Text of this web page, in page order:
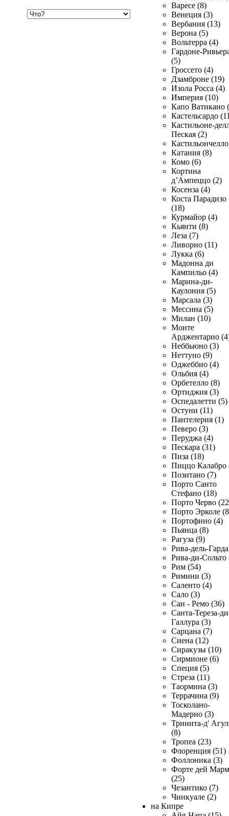
Варесе (8)
Венеция (3)
Вербания (13)
Верона (5)
Вольтерра (4)
Гардоне-
(5)
Гроссето (4)
Дзамброне (19)
Изола Росса (4)
Империя (10)
Капо Ватикано
Кастельсардо
Кастильоне-
Пеская (2)
Катания (8)
Комо (6)
Кортина
д’Ампеццо (2)
Косенза (4)
Коста Парадизо
(18)
Курмайор (4)
Кьянти (8)
Леза (7)
Ливорно (11)
Лукка (6)
Мадонна ди
Кампильо (4)
Марина-ди-
Каулония (5)
Марсала (3)
Мессина (5)
Милан (10)
Монте
Арджентарио
Неббьюно (3)
Неттуно (9)
Оджеббио (4)
Ольбия (4)
Орбетелло (8)
Ортиджия (3)
Оспедалетти (5)
Остуни (11)
Пантелерия (1)
Певеро (3)
Перуджа (4)
Пескара (31)
Пиза (18)
Пиццо Калабро
Позитано (7)
Порто Санто
Стефано (18)
Порто Черво
Порто Эрколе
Портофино (4)
Пьянца (8)
Рагуза (9)
Рива-дель-
Рива-ди-Сольто
Рим (54)
Римини (3)
Саленто (4)
Сало (3)
Сан - Ремо (36)
Санта-Тереза-
Галлура (3)
Сарцана (7)
Сиена (12)
Сиракузы (10)
Сирмионе (6)
Специя (5)
Стреза (11)
Таормина (3)
Террачина (9)
Тосколано-
Мадерно (3)
Тринита-д'
(8)
Тропеа (23)
Флоренция (51)
Фоллоника (3)
Форте дей
(25)
Чезантико (7)
Чинкуале (2)
на Кипре